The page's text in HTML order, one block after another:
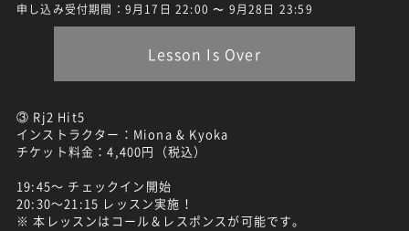
申し込み受付期間：9月17日 22:00 〜 9月28日 23:59
Lesson Is Over
③ Rj2 Hit5
インストラクター：Miona & Kyoka
チケット料金：4,400円（税込）
19:45～ チェックイン開始
20:30～21:15 レッスン実施！
※ 本レッスンはコール＆レスポンスが可能です。